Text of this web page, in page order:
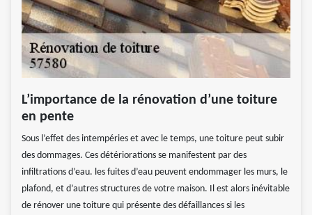
L’importance de la rénovation d’une toiture
en pente
Sous l’effet des intempéries et avec le temps, une toiture peut subir
des dommages. Ces détériorations se manifestent par des
infiltrations d’eau. les fuites d’eau peuvent endommager les murs, le
plafond, et d’autres structures de votre maison. Il est alors inévitable
de rénover une toiture qui présente des défaillances si les